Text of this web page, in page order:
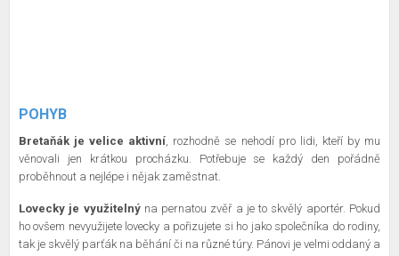
POHYB
Bretaňák je velice aktivní, rozhodně se nehodí pro lidi, kteří by mu
věnovali jen krátkou procházku. Potřebuje se každý den pořádně
proběhnout a nejlépe i nějak zaměstnat.
Lovecky je využitelnýna pernatou zvěř a je to skvělý aportér. Pokud
ho ovšem nevyužijete lovecky a pořizujete si ho jako společníka do rodiny,
tak je skvělý parťák na běhání či na různé túry. Pánovi je velmi oddaný a